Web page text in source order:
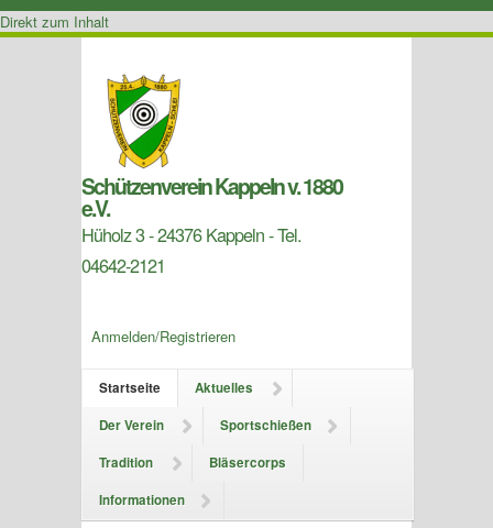
Direkt zum Inhalt
Schützenverein Kappeln v. 1880
e.V.
Hüholz 3 - 24376 Kappeln - Tel.
04642-2121
Anmelden/Registrieren
Startseite
Aktuelles
Der Verein
Sportschießen
Tradition
Bläsercorps
Informationen